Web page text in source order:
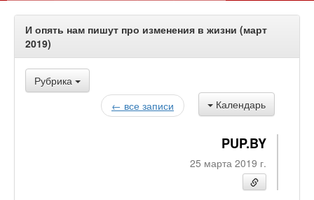
И опять нам пишут про изменения в жизни (март
2019)
Рубрика
Календарь
← все записи
PUP.BY
25 марта 2019 г.